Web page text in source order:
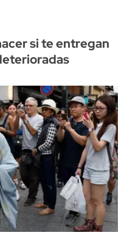
si te entregan